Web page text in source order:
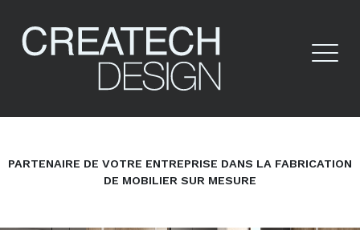
PARTENAIRE DE VOTRE ENTREPRISE DANS LA FABRICATION
DE MOBILIER SUR MESURE